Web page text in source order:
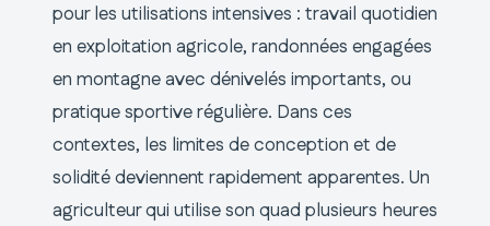
pour les utilisations intensives : travail quotidien
en exploitation agricole, randonnées engagées
en montagne avec dénivelés importants, ou
pratique sportive régulière. Dans ces
contextes, les limites de conception et de
solidité deviennent rapidement apparentes. Un
agriculteur qui utilise son quad plusieurs heures